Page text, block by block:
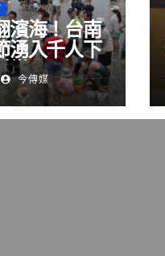
濱海！台南
湧入千人下
樂
今傳媒